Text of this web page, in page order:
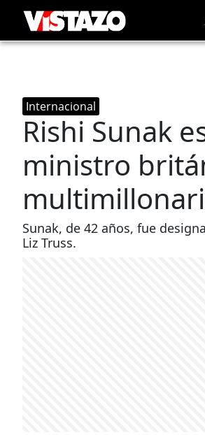
Internacional
Rishi Sunak
ministro
Sunak, de 42 años, fue
Liz Truss.